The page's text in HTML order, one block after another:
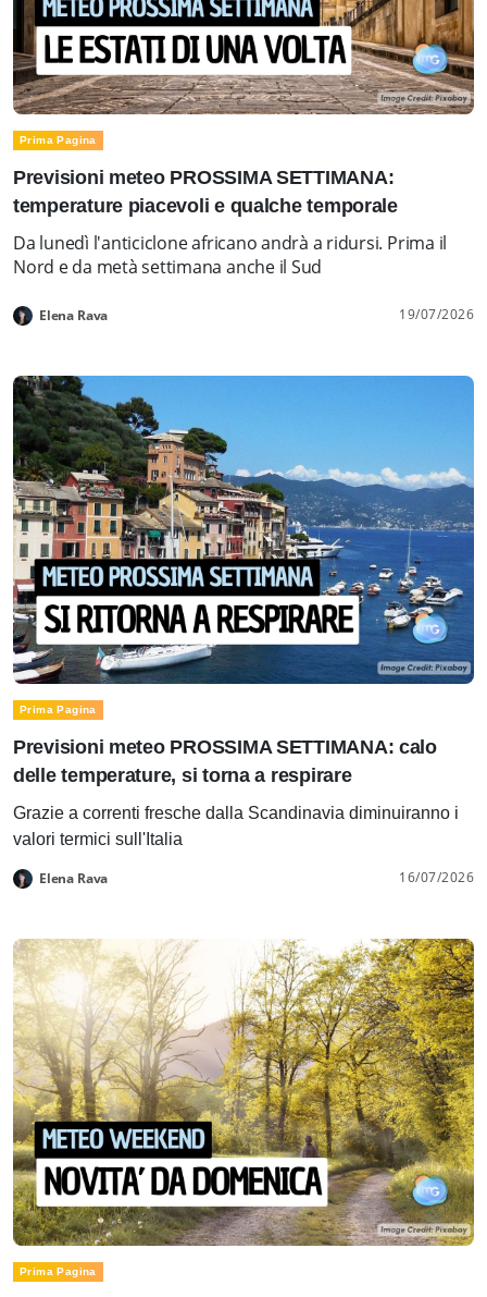
Prima Pagina
Previsioni meteo PROSSIMA SETTIMANA:
temperature piacevoli e qualche temporale
Da lunedì l'anticiclone africano andrà a ridursi. Prima il
Nord e da metà settimana anche il Sud
Elena Rava 19/07/2026
Prima Pagina
Previsioni meteo PROSSIMA SETTIMANA: calo
delle temperature, si torna a respirare
Grazie a correnti fresche dalla Scandinavia diminuiranno i
valori termici sull'Italia
Elena Rava 16/07/2026
Prima Pagina